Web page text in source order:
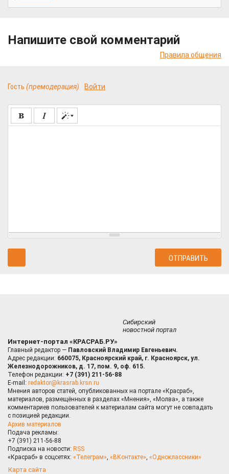
Напишите свой комментарий
Правила общения
Гость (премодерация) Войти
Сибирский
новостной портал
Интернет-портал «КРАСРАБ.РУ»
Главный редактор — Павловский Владимир Евгеньевич.
Адрес редакции: 660075, Красноярский край, г. Красноярск, ул.
Железнодорожников, д. 17, пом. 9, оф. 615.
Телефон редакции: +7 (391) 211-56-88
E-mail: redaktor@krasrab.krsn.ru
Мнения авторов статей, опубликованных на портале «Красраб»,
материалов, размещённых в разделах «Мнения», «Молва», а также
комментариев пользователей к материалам сайта могут не совпадать
с позицией редакции.
Архив материалов
Подача рекламы:
+7 (391) 211-56-88
Подписка на новости: RSS
«Красраб» в соцсетях: «Телеграм», «ВКонтакте», «Одноклассники»
Карта сайта